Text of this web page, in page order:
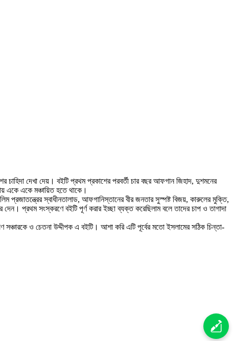
দেখা দেয়। বইটি প্রথম প্রকাশের পরবর্তী চার বছর আফগান জিহাদ, দুশমনের
একে একে মঞ্চায়িত হতে থাকে।
প্রজাতন্ত্রের স্বাধীনতালাড, আফগানিস্তানের বীর জনতার সুস্পষ্ট বিজয়, কারুলের মুক্তি,
প্রথম সংস্করণে বইটি পূর্ণ করার ইচ্ছা ব্যক্ত করেছিলাম বলে তাদের চাপ ও তাগাদা
সঞ্চারকে ও চেতনা উদ্দীপক এ বইটি। আশা করি এটি পূর্বের মতো ইসলামের সঠিক চিন্তা-